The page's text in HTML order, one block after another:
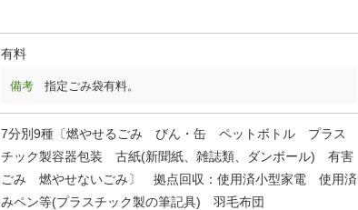
有料
備考 指定ごみ袋有料。
7分別9種〔燃やせるごみ びん・缶 ペットボトル プラス
チック製容器包装 古紙(新聞紙、雑誌類、ダンボール) 有害
ごみ 燃やせないごみ〕 拠点回収：使用済小型家電 使用済
みペン等(プラスチック製の筆記具) 羽毛布団